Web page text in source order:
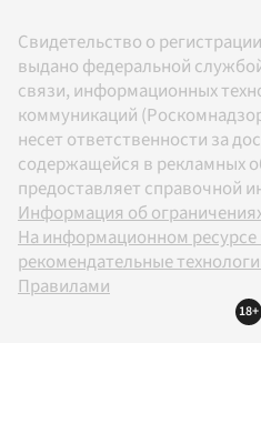
Свидетельство о
выдано федеральной
связи, информационных
коммуникаций
несет ответственности за
содержащейся в рекламных
предоставляет справочной
Информация об
На информационном
рекомендательные
Правилами
18+